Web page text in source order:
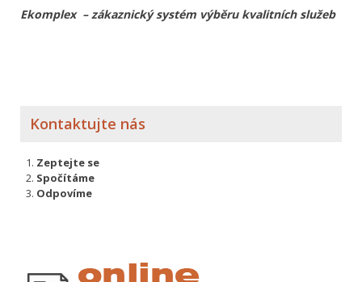
Ekomplex – zákaznický systém výběru kvalitních služeb
Kontaktujte nás
Zeptejte se
Spočítáme
Odpovíme